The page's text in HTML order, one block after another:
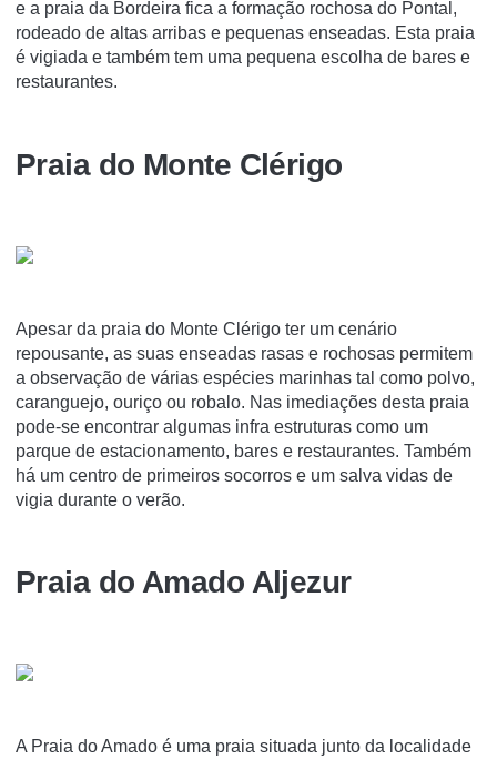
e a praia da Bordeira fica a formação rochosa do Pontal,
rodeado de altas arribas e pequenas enseadas. Esta praia
é vigiada e também tem uma pequena escolha de bares e
restaurantes.
Praia do Monte Clérigo
Apesar da praia do Monte Clérigo ter um cenário
repousante, as suas enseadas rasas e rochosas permitem
a observação de várias espécies marinhas tal como polvo,
caranguejo, ouriço ou robalo. Nas imediações desta praia
pode-se encontrar algumas infra estruturas como um
parque de estacionamento, bares e restaurantes. Também
há um centro de primeiros socorros e um salva vidas de
vigia durante o verão.
Praia do Amado Aljezur
A Praia do Amado é uma praia situada junto da localidade